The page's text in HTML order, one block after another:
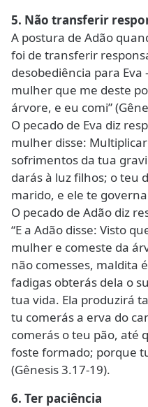
5. Não transferir
A postura de Adão
foi de transferir
desobediência para Eva
mulher que me deste
árvore, e eu comi”
O pecado de Eva diz
mulher disse:
sofrimentos da tua
darás à luz filhos; o teu
marido, e ele te
O pecado de Adão diz
“E a Adão disse: Visto
mulher e comeste da
não comesses, maldita
fadigas obterás dela o
tua vida. Ela produzirá
tu comerás a erva do
comerás o teu pão, até
foste formado; porque
(Gênesis 3.17-19).
6. Ter paciência